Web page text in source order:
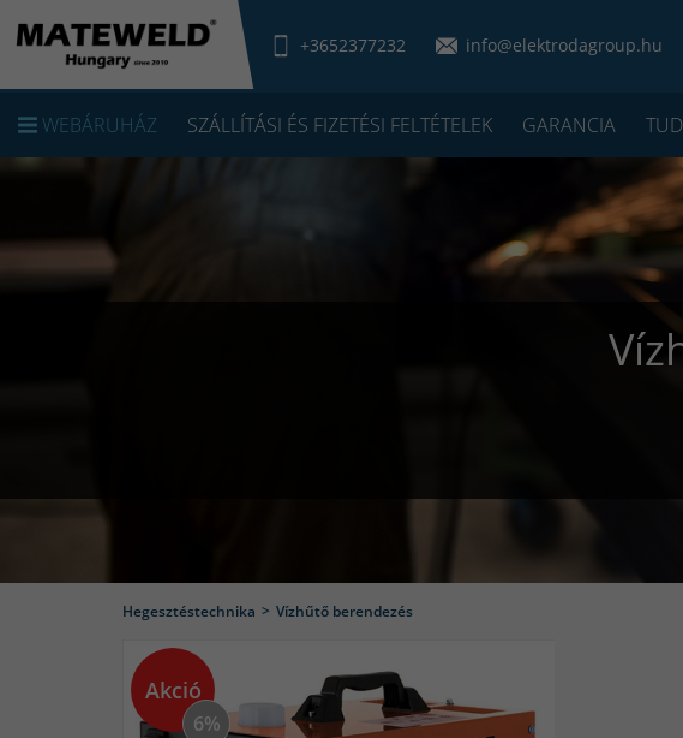
+3652377232 info@elektrodagroup.hu
WEBÁRUHÁZ SZÁLLÍTÁSI ÉS FIZETÉSI FELTÉTELEK GARANCIA
Hegesztéstechnika Vízhűtő berendezés
Akció
6%